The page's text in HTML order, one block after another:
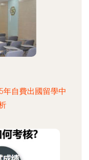
自費出國留學中